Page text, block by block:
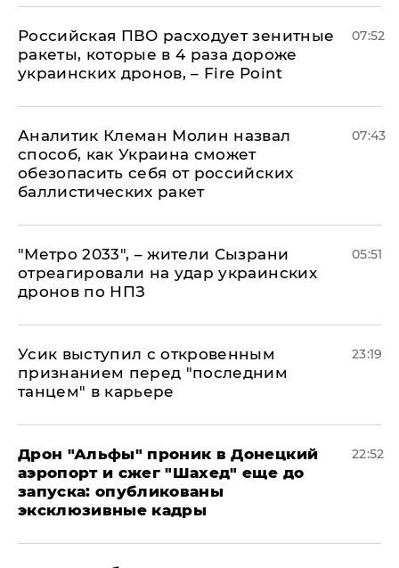
Российская ПВО расходует зенитные
ракеты, которые в 4 раза дороже
украинских дронов, – Fire Point
07:52
Аналитик Клеман Молин назвал
способ, как Украина сможет
обезопасить себя от российских
баллистических ракет
07:43
"Метро 2033", – жители Сызрани
отреагировали на удар украинских
дронов по НПЗ
05:51
Усик выступил с откровенным
признанием перед "последним
танцем" в карьере
23:19
Дрон "Альфы" проник в Донецкий
аэропорт и сжег "Шахед" еще до
запуска: опубликованы
эксклюзивные кадры
22:52